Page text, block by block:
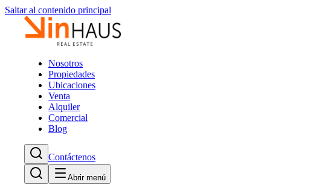
Saltar al contenido principal
Nosotros
Propiedades
Ubicaciones
Venta
Alquiler
Comercial
Blog
Contáctenos
Abrir menú